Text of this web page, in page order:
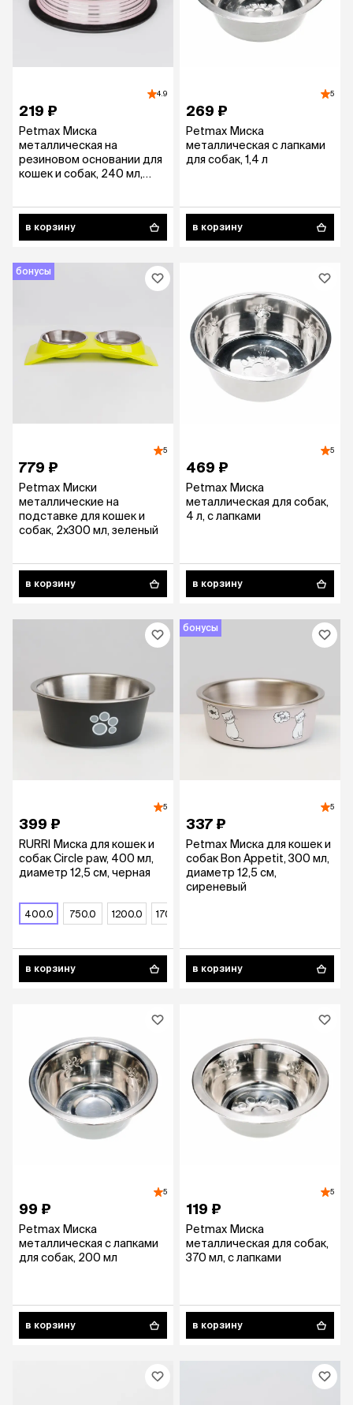
4.9
219 ₽
Petmax Миска
металлическая на
резиновом основании для
кошек и собак, 240 мл,
в корзину
5
269 ₽
Petmax Миска
металлическая с лапками
для собак, 1,4 л
в корзину
бонусы
5
779 ₽
Petmax Миски
металлические на
подставке для кошек и
собак, 2х300 мл, зеленый
в корзину
5
469 ₽
Petmax Миска
металлическая для собак,
4 л, с лапками
в корзину
5
399 ₽
RURRI Миска для кошек и
собак Circle paw, 400 мл,
диаметр 12,5 см, черная
400.0 750.0 1200.0 1700.0
в корзину
бонусы
5
337 ₽
Petmax Миска для кошек и
собак Bon Appetit, 300 мл,
диаметр 12,5 см,
сиреневый
в корзину
5
99 ₽
Petmax Миска
металлическая с лапками
для собак, 200 мл
в корзину
5
119 ₽
Petmax Миска
металлическая для собак,
370 мл, с лапками
в корзину